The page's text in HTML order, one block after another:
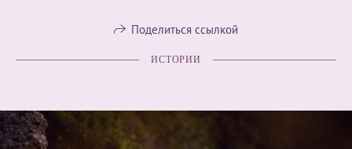
Поделиться ссылкой
ИСТОРИИ